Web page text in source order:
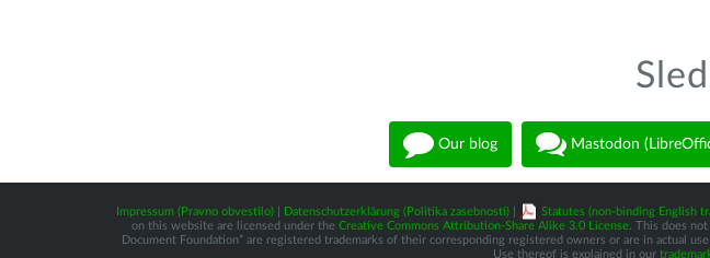
Our blog Mastodon
Impressum (Pravno obvestilo)| Datenschutzerklärung (Politika zasebnosti)| Statutes (non-binding English
on this website are licensed under the Creative Commons Attribution-Share Alike 3.0 License . This does
Document Foundation” are registered trademarks of their corresponding registered owners or are in actual
Use thereof is explained in our